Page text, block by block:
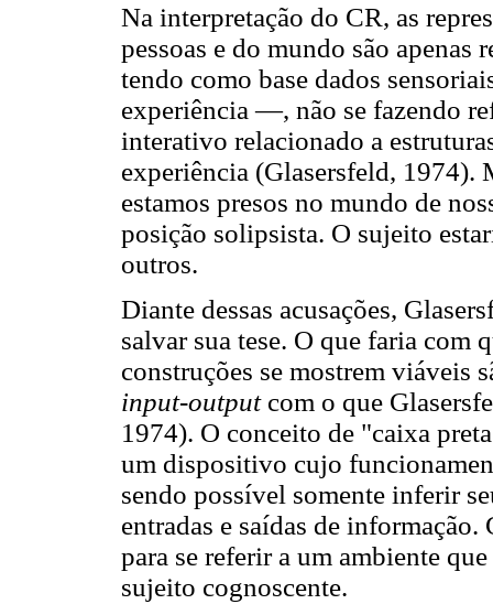
Na interpretação do CR, as
pessoas e do mundo são
tendo como base dados
experiência —, não se fazendo
interativo relacionado a
experiência (Glasersfeld, 1974).
estamos presos no mundo de
posição solipsista. O sujeito
outros.
Diante dessas acusações,
salvar sua tese. O que faria com
construções se mostrem viáveis
input-outputcom o que
1974). O conceito de "caixa
um dispositivo cujo
sendo possível somente inferir
entradas e saídas de
para se referir a um ambiente
sujeito cognoscente.